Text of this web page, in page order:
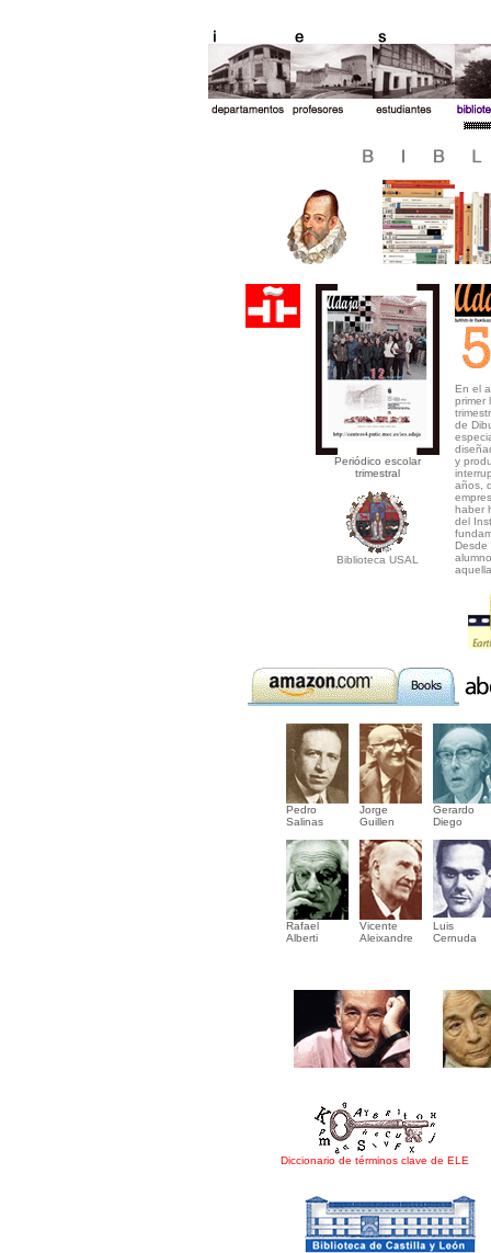
Periódico escolar
trimestral
Biblioteca USAL
En el
primer
de
y
años,
haber
del
Desde
Pedro
Salinas
Jorge
Guillen
Gerardo
Diego
Rafael
Alberti
Vicente
Aleixandre
Luis
Cernuda
Diccionario de términos clave de ELE